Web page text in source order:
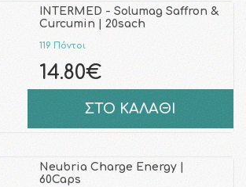
INTERMED - Solumag Saffron &
Curcumin | 20sach
119 Πόντοι
14.80€
ΣΤΟ ΚΑΛΑΘΙ
Neubria Charge Energy |
60Caps